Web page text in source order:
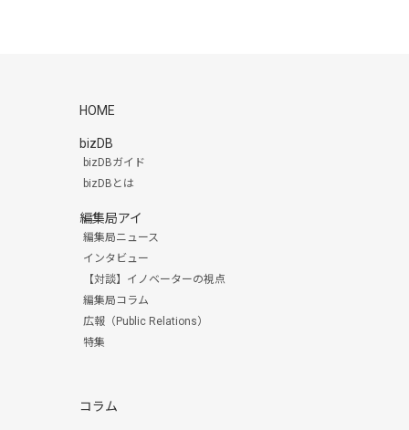
HOME
bizDB
bizDBガイド
bizDBとは
編集局アイ
編集局ニュース
インタビュー
【対談】イノベーターの視点
編集局コラム
広報（Public Relations）
特集
コラム